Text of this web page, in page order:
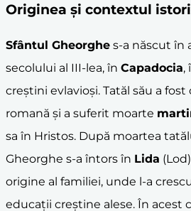
Originea și contextul
Sfântul Gheorghe s-a născut în
secolului al III-lea, în Capadocia,
creștini evlavioși. Tatăl său a
romană și a suferit moarte
sa în Hristos. După moartea
Gheorghe s-a întors în Lida
origine al familiei, unde l-a
educații creștine alese. În acest